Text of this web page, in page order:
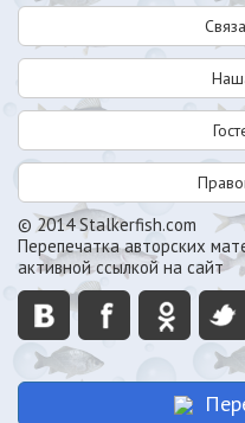
© 2014 Stalkerfish.com
Перепечатка авторских
активной ссылкой на сайт